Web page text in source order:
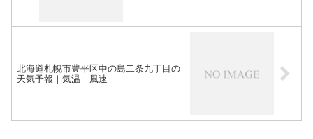
北海道札幌市豊平区中の島二条九丁目の
天気予報｜気温｜風速